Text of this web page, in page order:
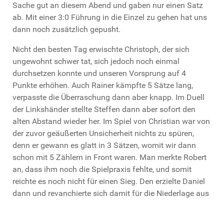
Sache gut an diesem Abend und gaben nur einen Satz
ab. Mit einer 3:0 Führung in die Einzel zu gehen hat uns
dann noch zusätzlich gepusht.
Nicht den besten Tag erwischte Christoph, der sich
ungewohnt schwer tat, sich jedoch noch einmal
durchsetzen konnte und unseren Vorsprung auf 4
Punkte erhöhen. Auch Rainer kämpfte 5 Sätze lang,
verpasste die Überraschung dann aber knapp. Im Duell
der Linkshänder stellte Steffen dann aber sofort den
alten Abstand wieder her. Im Spiel von Christian war von
der zuvor geäußerten Unsicherheit nichts zu spüren,
denn er gewann es glatt in 3 Sätzen, womit wir dann
schon mit 5 Zählern in Front waren. Man merkte Robert
an, dass ihm noch die Spielpraxis fehlte, und somit
reichte es noch nicht für einen Sieg. Den erzielte Daniel
dann und revanchierte sich damit für die Niederlage aus